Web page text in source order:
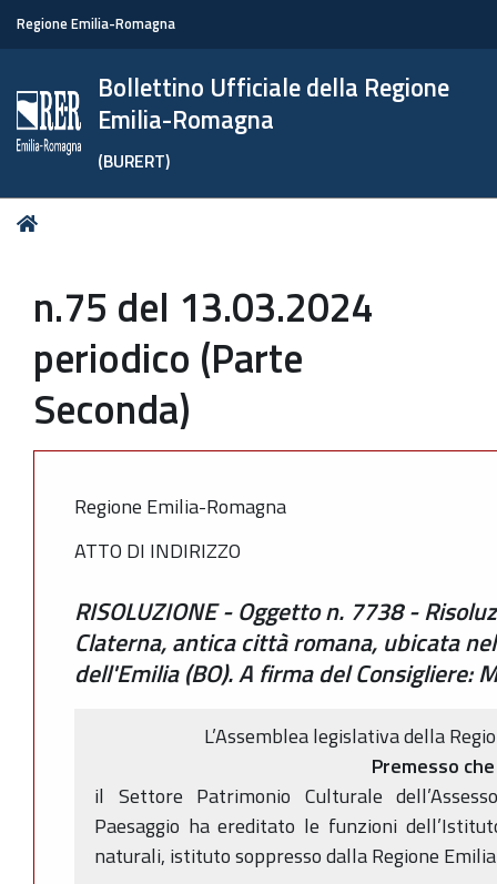
Regione Emilia-Romagna
Bollettino Ufficiale della Regione
Emilia-Romagna
(BURERT)
Tu
n.75 del 13.03.2024
periodico (Parte
Seconda)
Regione Emilia-Romagna
ATTO DI INDIRIZZO
RISOLUZIONE - Oggetto n. 7738 -
Claterna, antica città romana, ubicata
dell'Emilia (BO). A firma del Consigliere:
L’Assemblea legislativa della
Premesso che
il Settore Patrimonio Culturale
Paesaggio ha ereditato le funzioni
naturali, istituto soppresso dalla Regione